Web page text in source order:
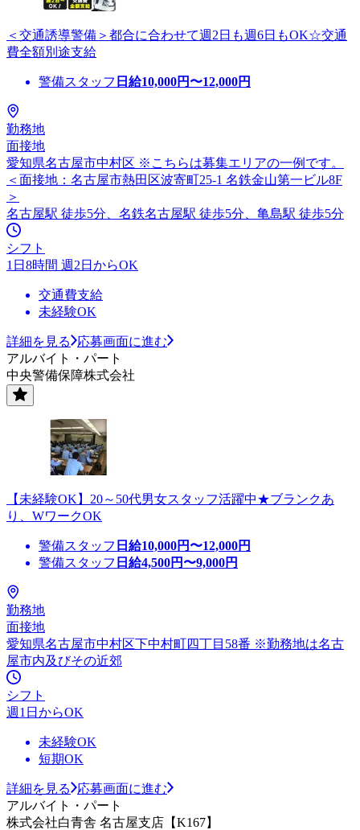
＜交通誘導警備＞都合に合わせて週2日も週6日もOK☆交通
費全額別途支給
警備スタッフ 日給10,000円〜12,000円
勤務地
面接地
愛知県名古屋市中村区 ※こちらは募集エリアの一例です。
＜面接地：名古屋市熱田区波寄町25-1 名鉄金山第一ビル8F
＞
名古屋駅 徒歩5分、名鉄名古屋駅 徒歩5分、亀島駅 徒歩5分
シフト
1日8時間 週2日からOK
交通費支給
未経験OK
詳細を見る
応募画面に進む
アルバイト・パート
中央警備保障株式会社
【未経験OK】20～50代男女スタッフ活躍中★ブランクあ
り、WワークOK
警備スタッフ 日給10,000円〜12,000円
警備スタッフ 日給4,500円〜9,000円
勤務地
面接地
愛知県名古屋市中村区下中村町四丁目58番 ※勤務地は名古
屋市内及びその近郊
シフト
週1日からOK
未経験OK
短期OK
詳細を見る
応募画面に進む
アルバイト・パート
株式会社白青舎 名古屋支店【K167】